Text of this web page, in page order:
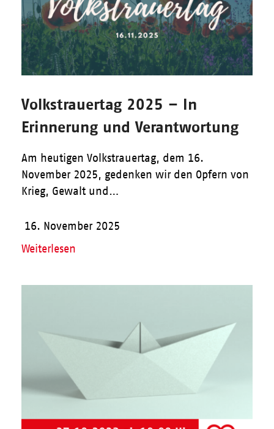
Volkstrauertag 2025 – In
Erinnerung und Verantwortung
Am heutigen Volkstrauertag, dem 16.
November 2025, gedenken wir den Opfern von
Krieg, Gewalt und…
16. November 2025
Weiterlesen